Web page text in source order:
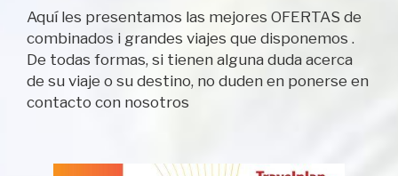
Aquí les presentamos las mejores OFERTAS de
combinados i grandes viajes que disponemos .
De todas formas, si tienen alguna duda acerca
de su viaje o su destino, no duden en ponerse en
contacto con nosotros